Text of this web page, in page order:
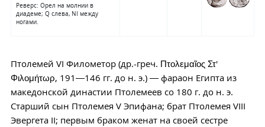
Реверс: Орел на молнии в
диадеме; Q слева, NI между
ногами.
Птолемей VI Филометор (др.-греч. Πτολεμαῖος Στ'
Φιλομήτωρ, 191—146 гг. до н. э.) — фараон Египта из
македонской династии Птолемеев со 180 г. до н. э.
Старший сын Птолемея V Эпифана; брат Птолемея VIII
Эвергета II; первым браком женат на своей сестре